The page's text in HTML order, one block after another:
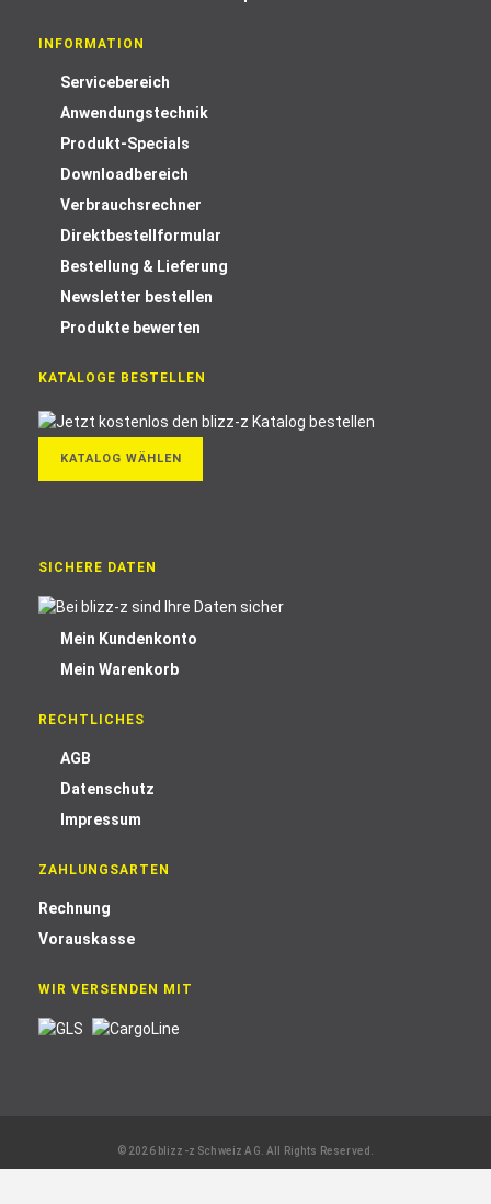
INFORMATION
Servicebereich
Anwendungstechnik
Produkt-Specials
Downloadbereich
Verbrauchsrechner
Direktbestellformular
Bestellung & Lieferung
Newsletter bestellen
Produkte bewerten
KATALOGE BESTELLEN
KATALOG WÄHLEN
SICHERE DATEN
Mein Kundenkonto
Mein Warenkorb
RECHTLICHES
AGB
Datenschutz
Impressum
ZAHLUNGSARTEN
Rechnung
Vorauskasse
WIR VERSENDEN MIT
© 2026 blizz-z Schweiz AG. All Rights Reserved.